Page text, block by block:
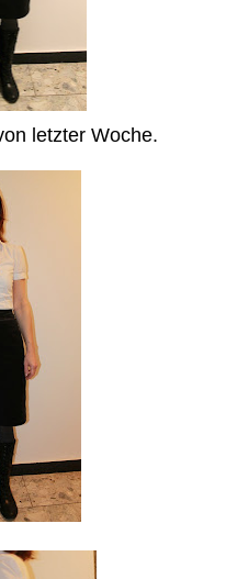
letzter Woche.